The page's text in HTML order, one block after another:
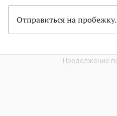
Отправиться на пробежку.